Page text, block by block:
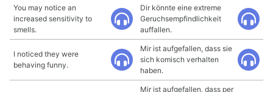
You may notice an
increased sensitivity to
smells.
Dir könnte eine extreme
Geruchsempfindlichkeit
auffallen.
I noticed they were
behaving funny.
Mir ist aufgefallen, dass sie
sich komisch verhalten
haben.
Mir ist aufgefallen, dass per